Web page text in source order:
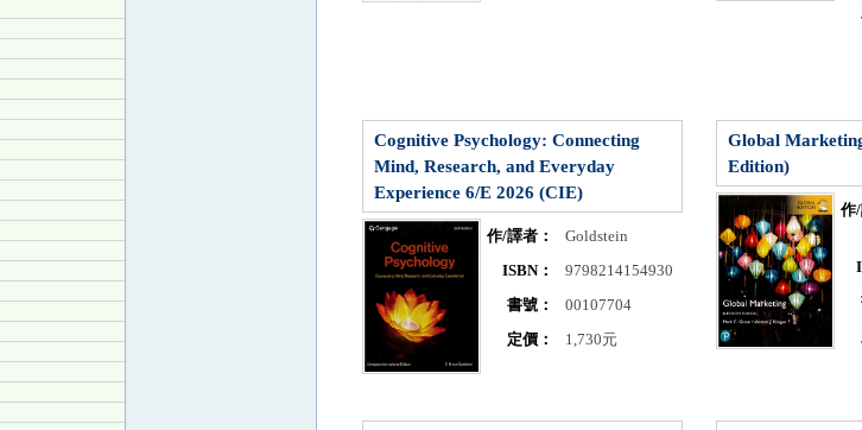
Cognitive Psychology: Connecting
Mind, Research, and Everyday
Experience 6/E 2026 (CIE)
作/譯者：
Goldstein
ISBN：
9798214154930
書號：
00107704
定價：
1,730元
Global
Edition)
作/